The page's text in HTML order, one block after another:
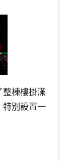
整棟樓掛滿
特別設置一